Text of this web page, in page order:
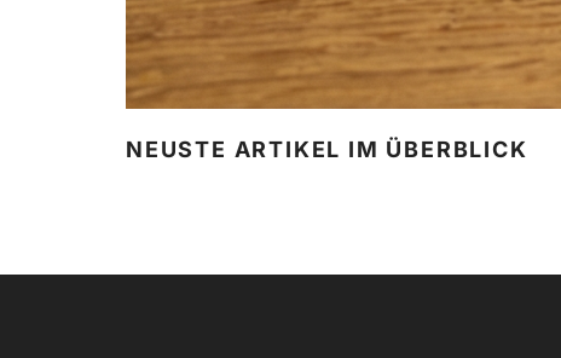
NEUSTE ARTIKEL IM ÜBERBLICK